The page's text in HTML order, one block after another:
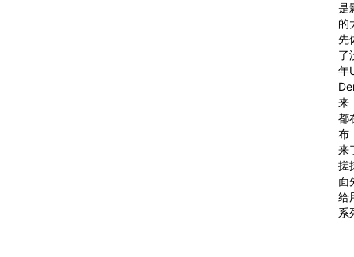
是
的
先
了
年
来
都
布
来
搓
面
给
系